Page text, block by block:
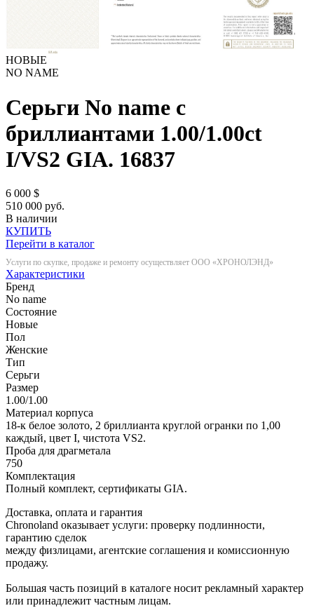
НОВЫЕ
NO NAME
Серьги No name с
бриллиантами 1.00/1.00ct
I/VS2 GIA. 16837
6 000 $
510 000 руб.
В наличии
КУПИТЬ
Перейти в каталог
Услуги по скупке, продаже и ремонту осуществляет ООО «ХРОНОЛЭНД»
Характеристики
Бренд
No name
Состояние
Новые
Пол
Женские
Тип
Серьги
Размер
1.00/1.00
Материал корпуса
18-к белое золото, 2 бриллианта круглой огранки по 1,00
каждый, цвет I, чистота VS2.
Проба для драгметала
750
Комплектация
Полный комплект, сертификаты GIA.
Доставка, оплата и гарантия
Chronoland оказывает услуги: проверку подлинности,
гарантию сделок
между физлицами, агентские соглашения и комиссионную
продажу.
Большая часть позиций в каталоге носит рекламный характер
или принадлежит частным лицам.